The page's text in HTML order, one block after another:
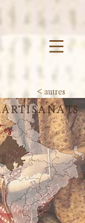
< autres